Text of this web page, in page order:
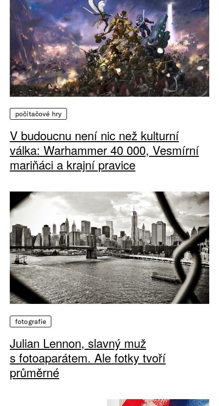
počítačové hry
V budoucnu není nic než kulturní
válka: Warhammer 40 000, Vesmírní
mariňáci a krajní pravice
fotografie
Julian Lennon, slavný muž
s fotoaparátem. Ale fotky tvoří
průměrné